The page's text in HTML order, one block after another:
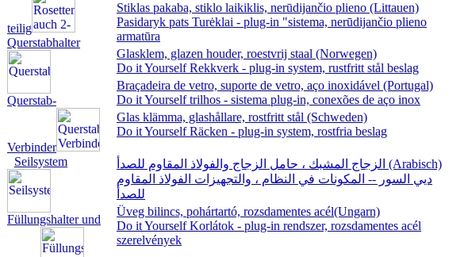
teilig
Querstabhalter
Querstab-
Verbinder
Seilsystem
Füllungshalter und
Stiklas pakaba, stiklo laikiklis, nerūdijančio plieno (Littauen)
Pasidaryk pats Turėklai - plug-in "sistema, nerūdijančio plieno
armatūra
Glasklem, glazen houder, roestvrij staal (Norwegen)
Do it Yourself Rekkverk - plug-in system, rustfritt stål beslag
Braçadeira de vetro, suporte de vetro, aço inoxidável (Portugal)
Do it Yourself trilhos - sistema plug-in, conexões de aço inox
Glas klämma, glashållare, rostfritt stål (Schweden)
Do it Yourself Räcken - plug-in system, rostfria beslag
الزجاج المشبك ، حامل الزجاج والفولاذ المقاوم للصدأ (Arabisch)
ديي السور -- المكونات في النظام ، والتجهيزات الفولاذ المقاوم
للصدأ
Üveg bilincs, pohártartó, rozsdamentes acél(Ungarn)
Do it Yourself Korlátok - plug-in rendszer, rozsdamentes acél
szerelvények